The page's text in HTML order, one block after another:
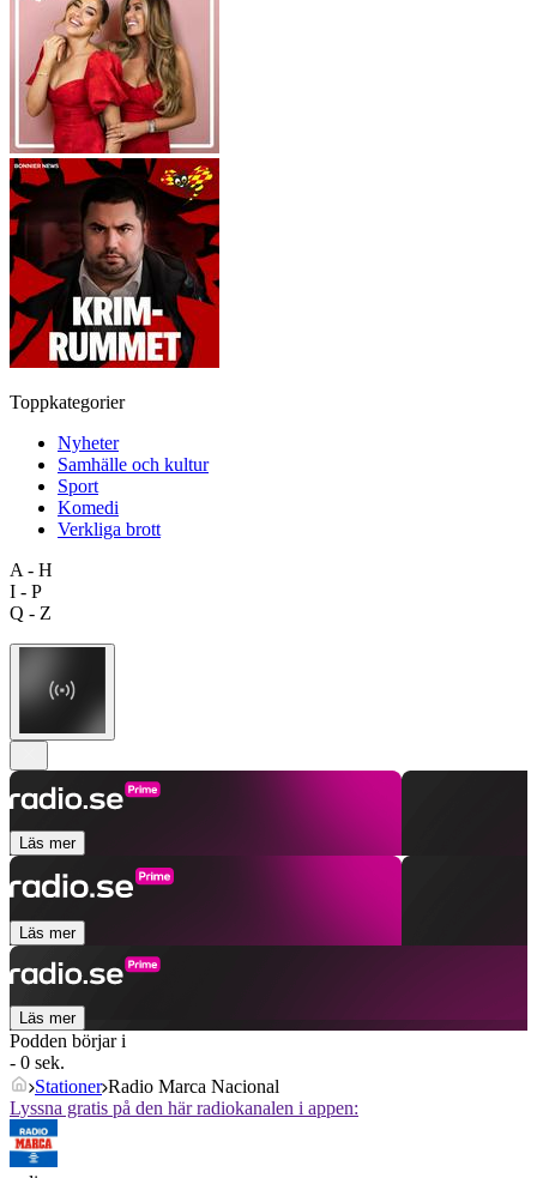
Toppkategorier
Nyheter
Samhälle och kultur
Sport
Komedi
Verkliga brott
A - H
I - P
Q - Z
Läs mer
Läs mer
Läs mer
Podden börjar i
- 0 sek.
Stationer Radio Marca Nacional
Lyssna gratis på den här radiokanalen i appen: